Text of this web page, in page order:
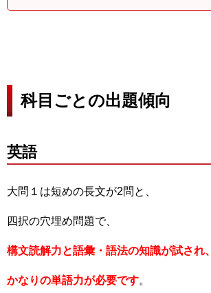
科目ごとの出題傾向
英語
大問１は短めの長文が2問と、
四択の穴埋め問題で、
構文読解力と語彙・語法の知識が試され、
かなりの単語力が必要です。